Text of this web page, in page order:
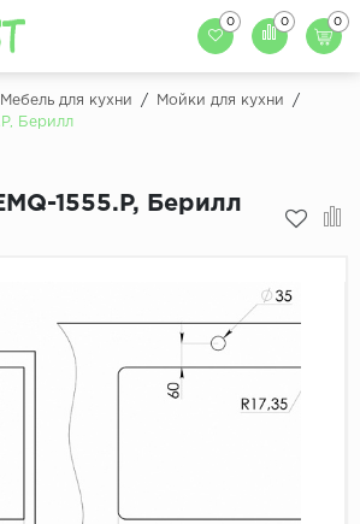
Назад
Столешницы для
Мойки для кухни
0 0 0
Мебель для кухни / Мойки для кухни
/
Берилл
1555.P, Берилл